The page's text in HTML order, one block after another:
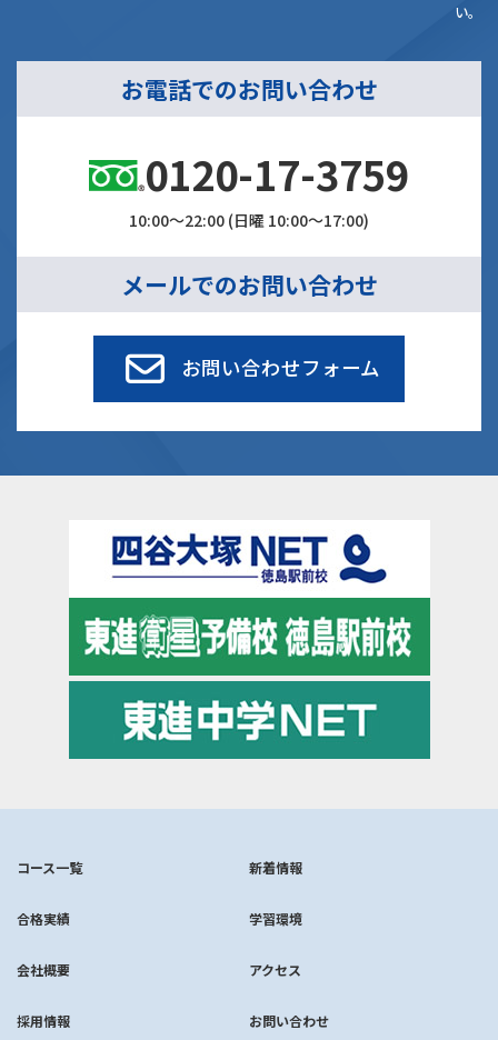
い。
お電話でのお問い合わせ
0120-17-3759
10:00～22:00 (日曜 10:00～17:00)
メールでのお問い合わせ
お問い合わせフォーム
コース一覧 新着情報
合格実績 学習環境
会社概要 アクセス
採用情報 お問い合わせ